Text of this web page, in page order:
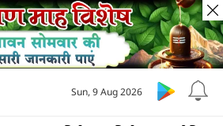
Sun, 9 Aug 2026